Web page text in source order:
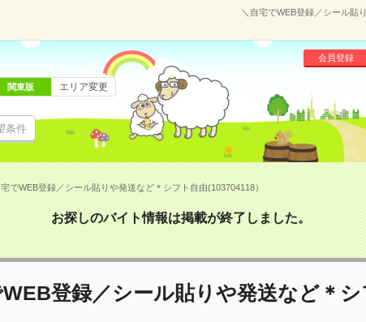
＼自宅でWEB登録／シール貼
条件
会員登録
関東版 エリア変更
でWEB登録／シール貼りや発送など＊シフト自由(103704118）
お探しのバイト情報は掲載が終了しました。
登録／シール貼りや発送など＊シ